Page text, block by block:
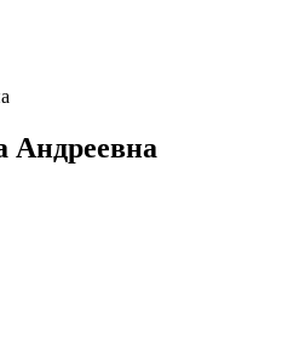
Андреевна